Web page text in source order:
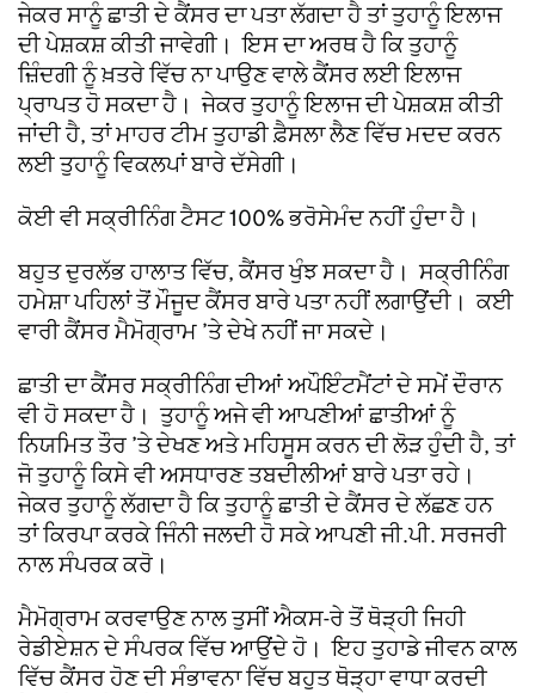
ਜੇਕਰ ਸਾਨੂੰ ਛਾਤੀ ਦੇ ਕੈਂਸਰ ਦਾ ਪਤਾ ਲੱਗਦਾ ਹੈ ਤਾਂ ਤੁਹਾਨੂੰ ਇਲਾਜ
ਦੀ ਪੇਸ਼ਕਸ਼ ਕੀਤੀ ਜਾਵੇਗੀ। ਇਸ ਦਾ ਅਰਥ ਹੈ ਕਿ ਤੁਹਾਨੂੰ
ਜ਼ਿੰਦਗੀ ਨੂੰ ਖ਼ਤਰੇ ਵਿੱਚ ਨਾ ਪਾਉਣ ਵਾਲੇ ਕੈਂਸਰ ਲਈ ਇਲਾਜ
ਪ੍ਰਾਪਤ ਹੋ ਸਕਦਾ ਹੈ। ਜੇਕਰ ਤੁਹਾਨੂੰ ਇਲਾਜ ਦੀ ਪੇਸ਼ਕਸ਼ ਕੀਤੀ
ਜਾਂਦੀ ਹੈ, ਤਾਂ ਮਾਹਰ ਟੀਮ ਤੁਹਾਡੀ ਫ਼ੈਸਲਾ ਲੈਣ ਵਿੱਚ ਮਦਦ ਕਰਨ
ਲਈ ਤੁਹਾਨੂੰ ਵਿਕਲਪਾਂ ਬਾਰੇ ਦੱਸੇਗੀ।
ਕੋਈ ਵੀ ਸਕ੍ਰੀਨਿੰਗ ਟੈਸਟ 100% ਭਰੋਸੇਮੰਦ ਨਹੀਂ ਹੁੰਦਾ ਹੈ।
ਬਹੁਤ ਦੁਰਲੱਭ ਹਾਲਾਤ ਵਿੱਚ, ਕੈਂਸਰ ਖੁੰਝ ਸਕਦਾ ਹੈ। ਸਕ੍ਰੀਨਿੰਗ
ਹਮੇਸ਼ਾ ਪਹਿਲਾਂ ਤੋਂ ਮੌਜੂਦ ਕੈਂਸਰ ਬਾਰੇ ਪਤਾ ਨਹੀਂ ਲਗਾਉਂਦੀ। ਕਈ
ਵਾਰੀ ਕੈਂਸਰ ਮੈਮੋਗ੍ਰਾਮ ’ਤੇ ਦੇਖੇ ਨਹੀਂ ਜਾ ਸਕਦੇ।
ਛਾਤੀ ਦਾ ਕੈਂਸਰ ਸਕ੍ਰੀਨਿੰਗ ਦੀਆਂ ਅਪੌਇੰਟਮੈਂਟਾਂ ਦੇ ਸਮੇਂ ਦੌਰਾਨ
ਵੀ ਹੋ ਸਕਦਾ ਹੈ। ਤੁਹਾਨੂੰ ਅਜੇ ਵੀ ਆਪਣੀਆਂ ਛਾਤੀਆਂ ਨੂੰ
ਨਿਯਮਿਤ ਤੌਰ ’ਤੇ ਦੇਖਣ ਅਤੇ ਮਹਿਸੂਸ ਕਰਨ ਦੀ ਲੋੜ ਹੁੰਦੀ ਹੈ, ਤਾਂ
ਜੋ ਤੁਹਾਨੂੰ ਕਿਸੇ ਵੀ ਅਸਧਾਰਣ ਤਬਦੀਲੀਆਂ ਬਾਰੇ ਪਤਾ ਰਹੇ।
ਜੇਕਰ ਤੁਹਾਨੂੰ ਲੱਗਦਾ ਹੈ ਕਿ ਤੁਹਾਨੂੰ ਛਾਤੀ ਦੇ ਕੈਂਸਰ ਦੇ ਲੱਛਣ ਹਨ
ਤਾਂ ਕਿਰਪਾ ਕਰਕੇ ਜਿੰਨੀ ਜਲਦੀ ਹੋ ਸਕੇ ਆਪਣੀ ਜੀ.ਪੀ. ਸਰਜਰੀ
ਨਾਲ ਸੰਪਰਕ ਕਰੋ।
ਮੈਮੋਗ੍ਰਾਮ ਕਰਵਾਉਣ ਨਾਲ ਤੁਸੀਂ ਐਕਸ-ਰੇ ਤੋਂ ਥੋੜ੍ਹੀ ਜਿਹੀ
ਰੇਡੀਏਸ਼ਨ ਦੇ ਸੰਪਰਕ ਵਿੱਚ ਆਉਂਦੇ ਹੋ। ਇਹ ਤੁਹਾਡੇ ਜੀਵਨ ਕਾਲ
ਵਿੱਚ ਕੈਂਸਰ ਹੋਣ ਦੀ ਸੰਭਾਵਨਾ ਵਿੱਚ ਬਹੁਤ ਥੋੜ੍ਹਾ ਵਾਧਾ ਕਰਦੀ